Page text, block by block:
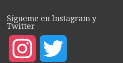
Centenario,
Sevilla
2016
Dic,
Sígueme en Instagram y
Twitter
Instagram